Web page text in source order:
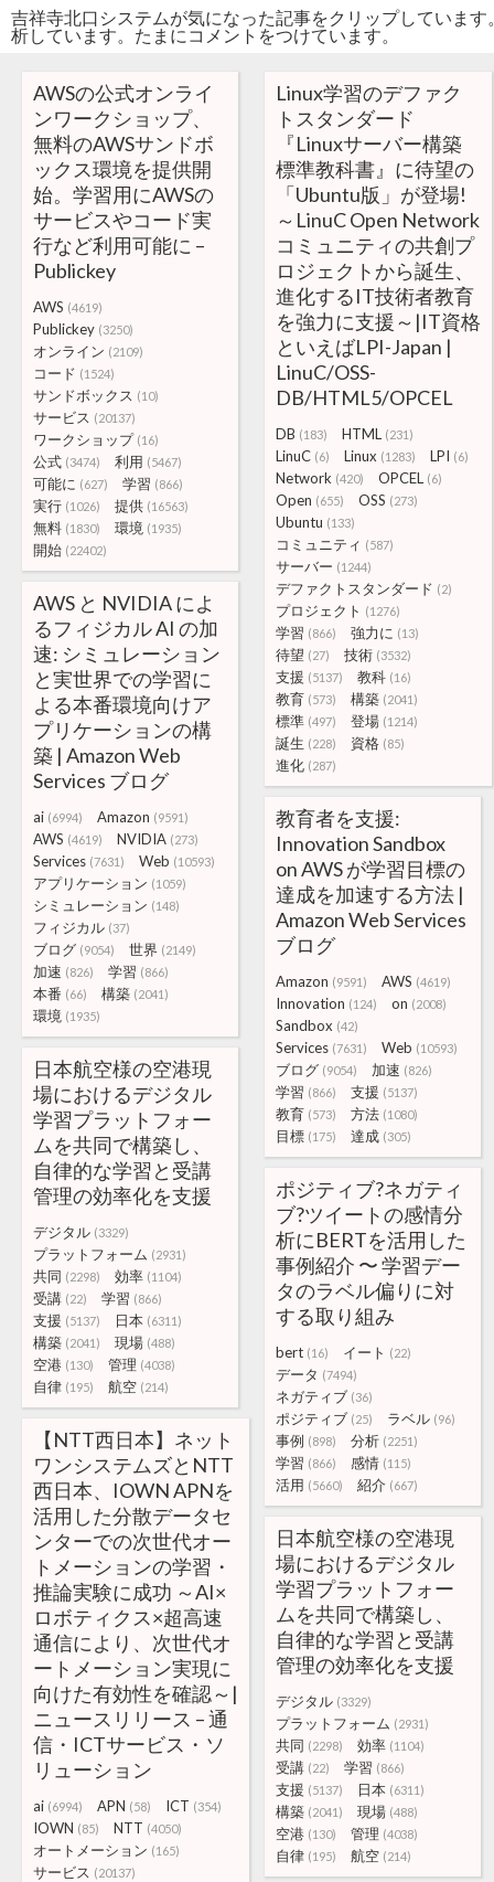
吉祥寺北口システムが気になった記事をクリップしていま
析しています。たまにコメントをつけています。
AWSの公式オンライ
ンワークショップ、
無料のAWSサンドボ
ックス環境を提供開
始。学習用にAWSの
サービスやコード実
行など利用可能に –
Publickey
AWS (4619)
Publickey (3250)
オンライン (2109)
コード (1524)
サンドボックス (10)
サービス (20137)
ワークショップ (16)
公式 (3474) 利用 (5467)
可能に (627) 学習 (866)
実行 (1026) 提供 (16563)
無料 (1830) 環境 (1935)
開始 (22402)
Linux学習のデファク
トスタンダード
『Linuxサーバー構築
標準教科書』に待望の
「Ubuntu版」が登場!
～LinuC Open Network
コミュニティの共創プ
ロジェクトから誕生、
進化するIT技術者教育
を強力に支援～|IT資格
といえばLPI-Japan |
LinuC/OSS-
DB/HTML5/OPCEL
DB (183) HTML (231)
LinuC (6) Linux (1283) LPI (6)
Network (420) OPCEL (6)
Open (655) OSS (273)
Ubuntu (133)
コミュニティ (587)
サーバー (1244)
デファクトスタンダード (2)
プロジェクト (1276)
学習 (866) 強力に (13)
待望 (27) 技術 (3532)
支援 (5137) 教科 (16)
教育 (573) 構築 (2041)
標準 (497) 登場 (1214)
誕生 (228) 資格 (85)
進化 (287)
AWS と NVIDIA によ
るフィジカル AI の加
速: シミュレーション
と実世界での学習に
よる本番環境向けア
プリケーションの構
築 | Amazon Web
Services ブログ
ai (6994) Amazon (9591)
AWS (4619) NVIDIA (273)
Services (7631) Web (10593)
アプリケーション (1059)
シミュレーション (148)
フィジカル (37)
ブログ (9054) 世界 (2149)
加速 (826) 学習 (866)
本番 (66) 構築 (2041)
環境 (1935)
教育者を支援:
Innovation Sandbox
on AWS が学習目標の
達成を加速する方法 |
Amazon Web Services
ブログ
Amazon (9591) AWS (4619)
Innovation (124) on (2008)
Sandbox (42)
Services (7631) Web (10593)
ブログ (9054) 加速 (826)
学習 (866) 支援 (5137)
教育 (573) 方法 (1080)
目標 (175) 達成 (305)
日本航空様の空港現
場におけるデジタル
学習プラットフォー
ムを共同で構築し、
自律的な学習と受講
管理の効率化を支援
デジタル (3329)
プラットフォーム (2931)
共同 (2298) 効率 (1104)
受講 (22) 学習 (866)
支援 (5137) 日本 (6311)
構築 (2041) 現場 (488)
空港 (130) 管理 (4038)
自律 (195) 航空 (214)
ポジティブ?ネガティ
ブ?ツイートの感情分
析にBERTを活用した
事例紹介 〜 学習デー
タのラベル偏りに対
する取り組み
bert (16) イート (22)
データ (7494)
ネガティブ (36)
ポジティブ (25) ラベル (96)
事例 (898) 分析 (2251)
学習 (866) 感情 (115)
活用 (5660) 紹介 (667)
【NTT西日本】ネット
ワンシステムズとNTT
西日本、IOWN APNを
活用した分散データセ
ンターでの次世代オー
トメーションの学習・
推論実験に成功 ～AI×
ロボティクス×超高速
通信により、次世代オ
ートメーション実現に
向けた有効性を確認～|
ニュースリリース – 通
信・ICTサービス・ソ
リューション
ai (6994) APN (58) ICT (354)
IOWN (85) NTT (4050)
オートメーション (165)
サービス (20137)
日本航空様の空港現
場におけるデジタル
学習プラットフォー
ムを共同で構築し、
自律的な学習と受講
管理の効率化を支援
デジタル (3329)
プラットフォーム (2931)
共同 (2298) 効率 (1104)
受講 (22) 学習 (866)
支援 (5137) 日本 (6311)
構築 (2041) 現場 (488)
空港 (130) 管理 (4038)
自律 (195) 航空 (214)